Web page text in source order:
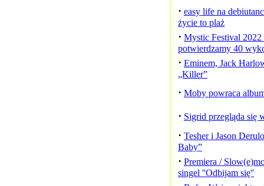
· easy life na
życie to plaż
· Mystic Festival
potwierdzamy 40
· Eminem, Jack
„Killer”
· Moby powraca
· Sigrid przegląda się
· Tesher i Jason
Baby”
· Premiera /
singel ''Odbijam się''